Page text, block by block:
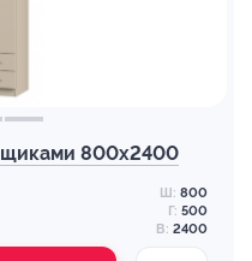
800х2400
Ш: 800
Г: 500
В: 2400